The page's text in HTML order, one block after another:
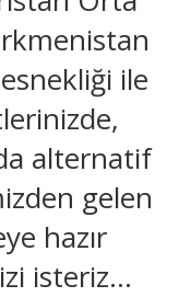
ile
alternatif
gelen
hazır
isteriz…